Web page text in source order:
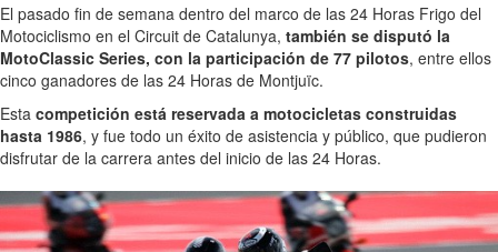
El pasado fin de semana dentro del marco de las 24 Horas Frigo del
Motociclismo en el Circuit de Catalunya, también se disputó la
MotoClassic Series, con la participación de 77 pilotos, entre ellos
cinco ganadores de las 24 Horas de Montjuïc.
Esta competición está reservada a motocicletas construidas
hasta 1986, y fue todo un éxito de asistencia y público, que pudieron
disfrutar de la carrera antes del inicio de las 24 Horas.